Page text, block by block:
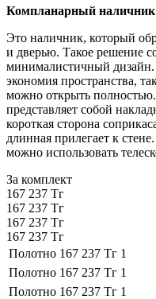
Компланарный наличник
Это наличник, который
и дверью. Такое решение
минималистичный дизайн.
экономия пространства,
можно открыть
представляет собой
короткая сторона
длинная прилегает к
можно использовать
За комплект
167 237 Тг
167 237 Тг
167 237 Тг
167 237 Тг
Полотно 167 237 Тг 1
Полотно 167 237 Тг 1
Полотно 167 237 Тг 1